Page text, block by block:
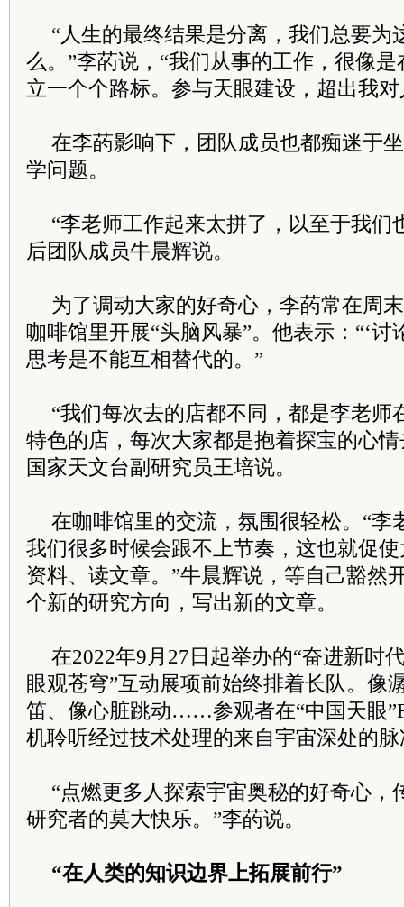
“人生的最终结果是分离，我们总要为
么。”李菂说，“我们从事的工作，很像
立一个个路标。参与天眼建设，超出我
在李菂影响下，团队成员也都痴迷于
学问题。
“李老师工作起来太拼了，以至于我们
后团队成员牛晨辉说。
为了调动大家的好奇心，李菂常在周
咖啡馆里开展“头脑风暴”。他表示：“‘讨
思考是不能互相替代的。”
“我们每次去的店都不同，都是李老师
特色的店，每次大家都是抱着探宝的心
国家天文台副研究员王培说。
在咖啡馆里的交流，氛围很轻松。“李
我们很多时候会跟不上节奏，这也就促
资料、读文章。”牛晨辉说，等自己豁然
个新的研究方向，写出新的文章。
在2022年9月27日起举办的“奋进新时
眼观苍穹”互动展项前始终排着长队。像
笛、像心脏跳动……参观者在“中国天眼
机聆听经过技术处理的来自宇宙深处的
“点燃更多人探索宇宙奥秘的好奇心，
研究者的莫大快乐。”李菂说。
“在人类的知识边界上拓展前行”